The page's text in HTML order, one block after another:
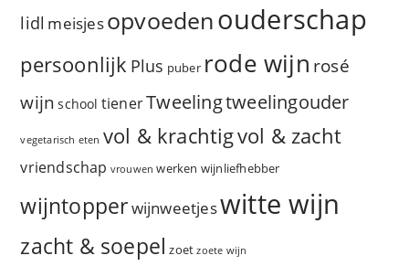
lidl meisjesopvoedenouderschap
persoonlijk Plus puber rode wijn rosé
wijn school tienerTweelingtweelingouder
vegetarisch eten vol & krachtigvol & zacht
vriendschap vrouwen werken wijnliefhebber
wijntopperwijnweetjeswitte wijn
zacht & soepel zoet zoete wijn